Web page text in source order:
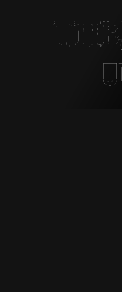
שישי (5.9) בדה פלייס (THE